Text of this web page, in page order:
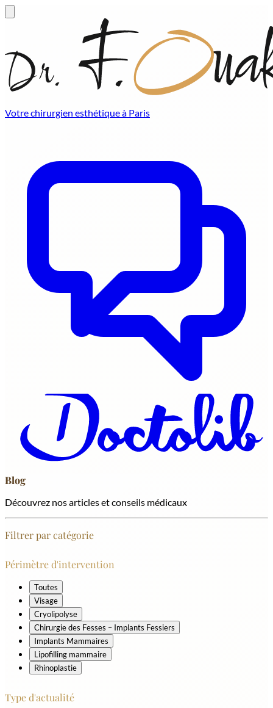
Votre chirurgien esthétique à Paris
Blog
Découvrez nos articles et conseils médicaux
Filtrer par catégorie
Périmètre d'intervention
Toutes
Visage
Cryolipolyse
Chirurgie des Fesses – Implants Fessiers
Implants Mammaires
Lipofilling mammaire
Rhinoplastie
Type d'actualité